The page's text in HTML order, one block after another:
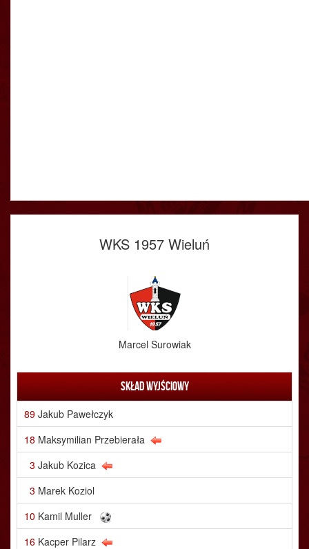
WKS 1957 Wieluń
Marcel Surowiak
Skład wyjściowy
89 Jakub Pawełczyk
18 Maksymilian Przebierała
3 Jakub Kozica
3 Marek Koziol
10 Kamil Muller
16 Kacper Pilarz